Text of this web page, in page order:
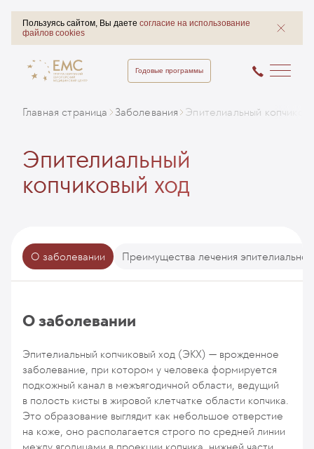
Пользуясь сайтом, Вы даете согласие на использование
файлов cookies
Годовые программы
Главная страница Заболевания Эпителиальный
Эпителиальный
копчиковый ход
О заболевании Преимущества лечения
О заболевании
Эпителиальный копчиковый ход (ЭКХ) — врожденное
заболевание, при котором у человека формируется
подкожный канал в межъягодичной области, ведущий
в полость кисты в жировой клетчатке области копчика.
Это образование выглядит как небольшое отверстие
на коже, оно располагается строго по средней линии